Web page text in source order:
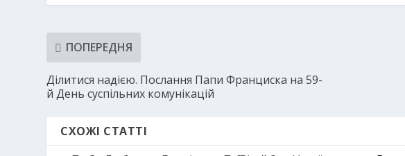
ПОПЕРЕДНЯ
Ділитися надією. Послання Папи Франциска на 59-
й День суспільних комунікацій
СХОЖІ СТАТТІ